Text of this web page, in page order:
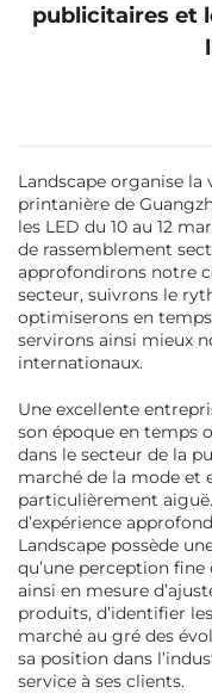
publicitaires et
Landscape organise
printanière de
les LED du 10 au 12
de rassemblement
approfondirons notre
secteur, suivrons le
optimiserons en
servirons ainsi mieux
internationaux.
Une excellente
son époque en temps
dans le secteur de la
marché de la mode et
particulièrement
d’expérience
Landscape possède
qu’une perception
ainsi en mesure
produits, d’identifier
marché au gré des
sa position dans
service à ses clients.